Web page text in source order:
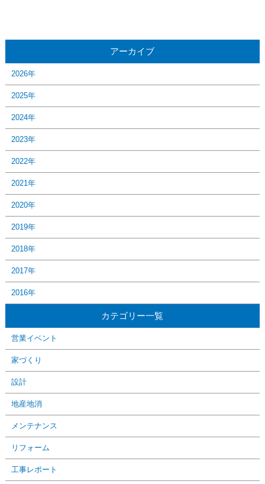
アーカイブ
2026年
2025年
2024年
2023年
2022年
2021年
2020年
2019年
2018年
2017年
2016年
カテゴリー一覧
営業イベント
家づくり
設計
地産地消
メンテナンス
リフォーム
工事レポート